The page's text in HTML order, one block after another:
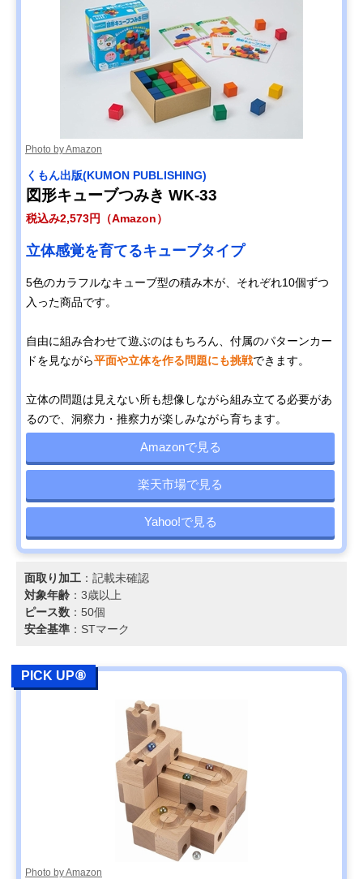
Photo by Amazon
くもん出版(KUMON PUBLISHING)
図形キューブつみき WK-33
税込み2,573円（Amazon）
立体感覚を育てるキューブタイプ
5色のカラフルなキューブ型の積み木が、それぞれ10個ずつ
入った商品です。
自由に組み合わせて遊ぶのはもちろん、付属のパターンカー
ドを見ながら平面や立体を作る問題にも挑戦できます。
立体の問題は見えない所も想像しながら組み立てる必要があ
るので、洞察力・推察力が楽しみながら育ちます。
Amazonで見る
楽天市場で見る
Yahoo!で見る
面取り加工 ：記載未確認
対象年齢 ：3歳以上
ピース数 ：50個
安全基準 ：STマーク
PICK UP⑧
Photo by Amazon